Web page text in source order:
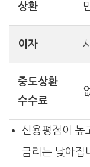
상환
이자
중도상환
수수료
신용평점이 높
금리는 낮아집